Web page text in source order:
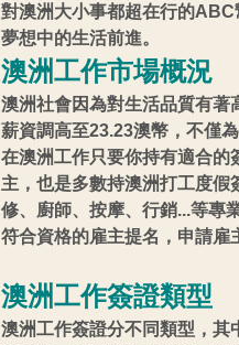
對澳洲大小事都超在行的
夢想中的生活前進。
澳洲工作市場概況
澳洲社會因為對生活品質有著
薪資調高至23.23澳幣，不僅
在澳洲工作只要你持有適合的
主，也是多數持澳洲打工度
修、廚師、按摩、行銷...等專
符合資格的雇主提名，申請雇
澳洲工作簽證類型
澳洲工作簽證分不同類型，其